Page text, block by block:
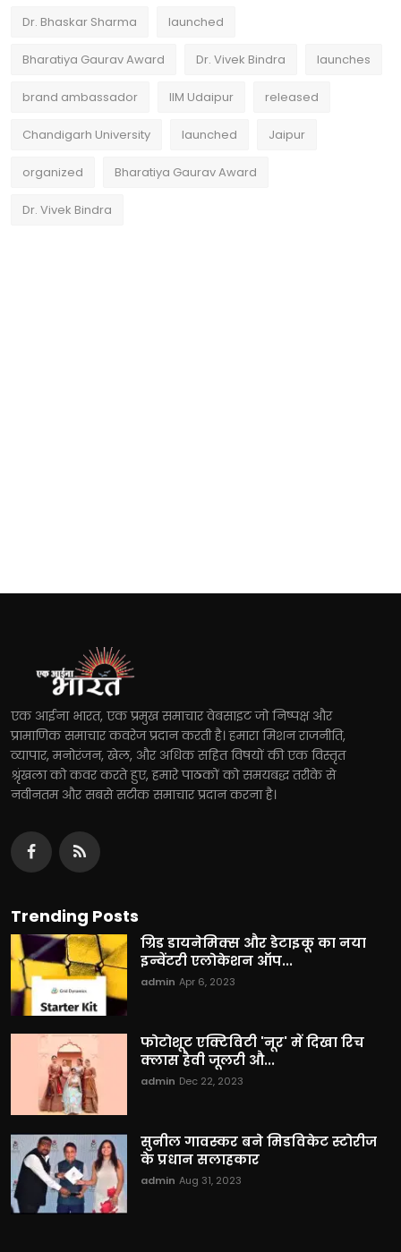
Dr. Bhaskar Sharma launched
Bharatiya Gaurav Award Dr. Vivek Bindra launches
brand ambassador IIM Udaipur released
Chandigarh University launched Jaipur
organized Bharatiya Gaurav Award
Dr. Vivek Bindra
एक आईना भारत, एक प्रमुख समाचार वेबसाइट जो निष्पक्ष और
प्रामाणिक समाचार कवरेज प्रदान करती है। हमारा मिशन राजनीति,
व्यापार, मनोरंजन, खेल, और अधिक सहित विषयों की एक विस्तृत
श्रृंखला को कवर करते हुए, हमारे पाठकों को समयबद्ध तरीके से
नवीनतम और सबसे सटीक समाचार प्रदान करना है।
Trending Posts
ग्रिड डायनेमिक्स और डेटाइकू का नया
इन्वेंटरी एलोकेशन ऑप...
admin Apr 6, 2023
फोटोशूट एक्टिविटी 'नूर' में दिखा रिच
क्लास हैवी जूलरी औ...
admin Dec 22, 2023
सुनील गावस्कर बने मिडविकेट स्टोरीज
के प्रधान सलाहकार
admin Aug 31, 2023